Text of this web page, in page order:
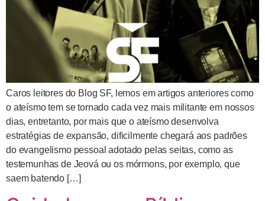
Caros leitores do Blog SF, lemos em artigos anteriores como
o ateísmo tem se tornado cada vez mais militante em nossos
dias, entretanto, por mais que o ateísmo desenvolva
estratégias de expansão, dificilmente chegará aos padrões
do evangelismo pessoal adotado pelas seitas, como as
testemunhas de Jeová ou os mórmons, por exemplo, que
saem batendo […]